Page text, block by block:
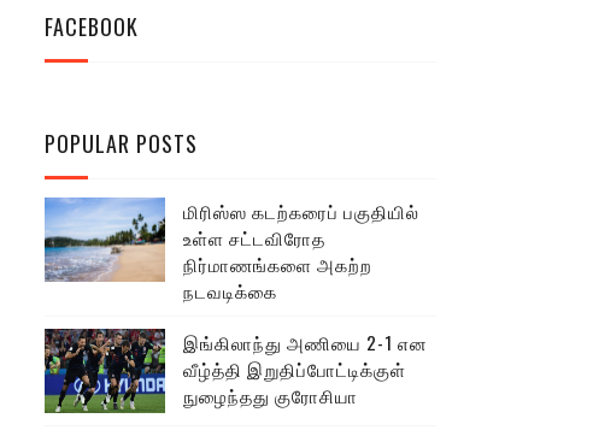
FACEBOOK
POPULAR POSTS
மிரிஸ்ஸ கடற்கரைப் பகுதியில்
உள்ள சட்டவிரோத
நிர்மாணங்களை அகற்ற
நடவடிக்கை
இங்கிலாந்து அணியை 2-1 என
வீழ்த்தி இறுதிப்போட்டிக்குள்
நுழைந்தது குரோசியா